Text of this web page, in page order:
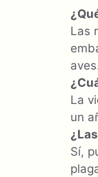
Las
La
un
Sí,